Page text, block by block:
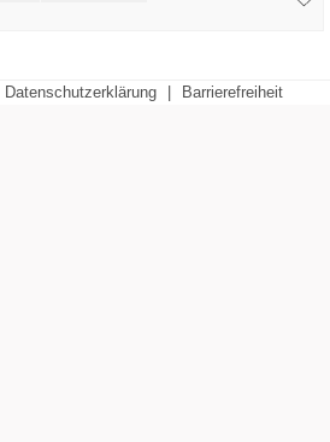
Datenschutzerklärung Barrierefreiheit